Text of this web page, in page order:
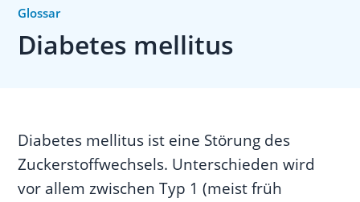
Glossar
Diabetes mellitus
Diabetes mellitus ist eine Störung des
Zuckerstoffwechsels. Unterschieden wird
vor allem zwischen Typ 1 (meist früh